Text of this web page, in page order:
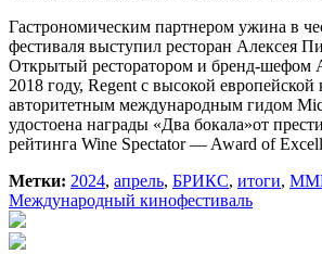
Гастрономическим партнером ужина в
фестиваля выступил ресторан Алексея
Открытый ресторатором и бренд-шефом
2018 году, Regent с высокой
авторитетным международным гидом
удостоена награды «Два бокала»от
рейтинга Wine Spectator — Award of
Метки: 2024, апрель, БРИКС, итоги,
Международный кинофестиваль